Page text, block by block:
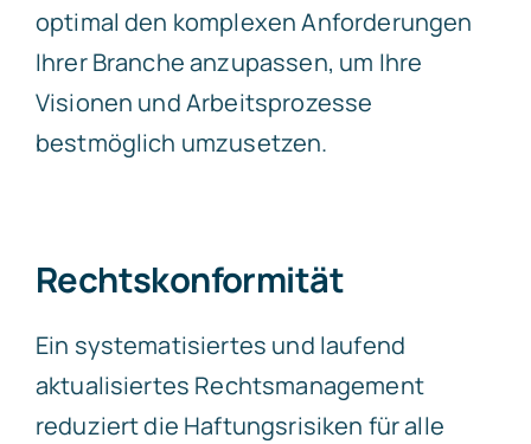
optimal den komplexen Anforderungen
Ihrer Branche anzupassen, um Ihre
Visionen und Arbeitsprozesse
bestmöglich umzusetzen.
Rechtskonformität
Ein systematisiertes und laufend
aktualisiertes Rechtsmanagement
reduziert die Haftungsrisiken für alle